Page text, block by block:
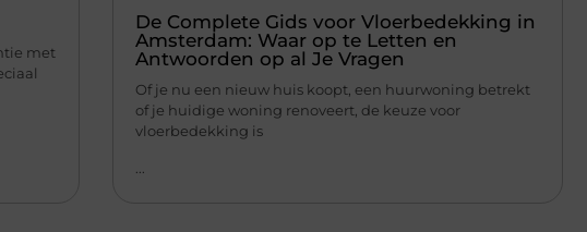
met
De Complete Gids voor Vloerbedekking in
Amsterdam: Waar op te Letten en
Antwoorden op al Je Vragen
Of je nu een nieuw huis koopt, een huurwoning betrekt
of je huidige woning renoveert, de keuze voor
vloerbedekking is